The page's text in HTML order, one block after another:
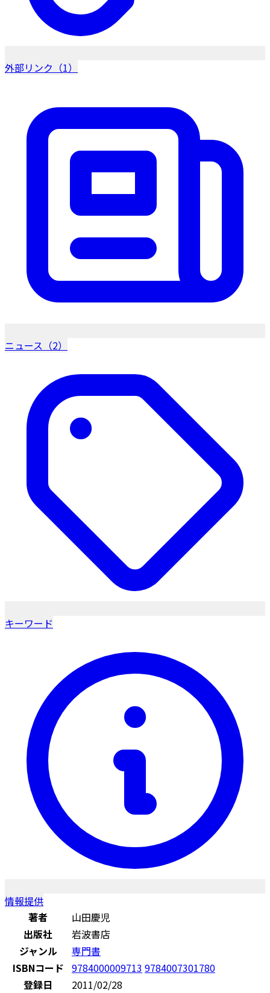
外部リンク（1）
ニュース（2）
キーワード
情報提供
著者
山田慶児
出版社
岩波書店
ジャンル
専門書
ISBNコード 9784000009713 9784007301780
登録日
2011/02/28